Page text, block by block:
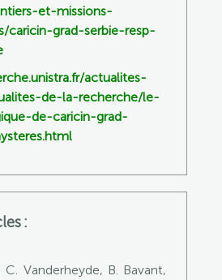
et-missions-
caricin-grad-serbie-resp-
actualites-
de-la-recherche/le-
de-caricin-grad-
:
C. Vanderheyde, B. Bavant,